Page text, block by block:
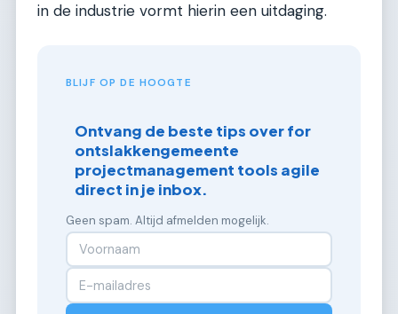
in de industrie vormt hierin een uitdaging.
BLIJF OP DE HOOGTE
Ontvang de beste tips over for
ontslakkengemeente
projectmanagement tools agile
direct in je inbox.
Geen spam. Altijd afmelden mogelijk.